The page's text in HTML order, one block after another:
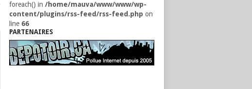
foreach() in /home/mauva/www/www/wp-
content/plugins/rss-feed/rss-feed.php on
line 66
PARTENAIRES